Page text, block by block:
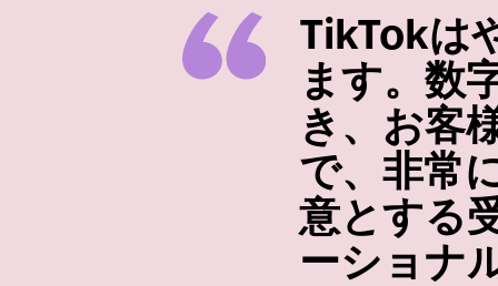
TikTokは
ます。数
き、お客
で、非常
意とする
ーショナ